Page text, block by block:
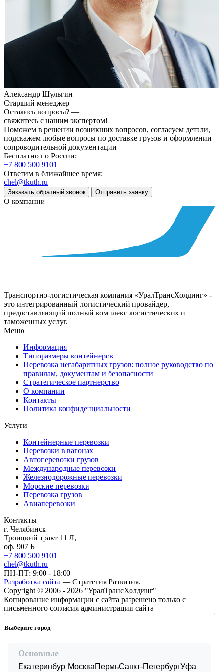
Александр Шульгин
Старший менеджер
Остались вопросы? —
свяжитесь с нашим экспертом!
Поможем в решении возникших вопросов, согласуем детали,
подскажем любые вопросы по доставке грузов и оформлении
сопроводительной документации
Бесплатно по России:
+7 800 500 9101
Ответим в ближайшее время:
chel@tkuth.ru
Заказать обратный звонок Отправить заявку
О компании
Транспортно-логистическая компания «УралТрансХолдинг» -
это интегрированный логистический провайдер,
предоставляющий полный комплекс логистических и
таможенных услуг.
Меню
Информация
Типоразмеры контейнеров
Перевозка негабаритных грузов: полное руководство по
правилам, документам и безопасности
Стратегическое партнерство
О компании
Контакты
Политика конфиденциальности
Услуги
Контейнерные перевозки
Перевозки в вагонах
Автоперевозки грузов
Международные перевозки
Железнодорожные перевозки
Морские перевозки
Перевозка грузов
Авиаперевозки
Контакты
г. Челябинск
Троицкий тракт 11 Л,
оф. 907 Б
+7 800 500 9101
chel@tkuth.ru
ПН-ПТ: 9:00 - 18:00
Разработка сайта — Стратегия Развития.
Copyright © 2006 - 2026 "УралТрансХолдинг"
Копирование информации с сайта разрешено только с
письменного согласия администрации сайта
Выберите город
Основные
ЕкатеринбургМоскваПермьСанкт-ПетербургУфа